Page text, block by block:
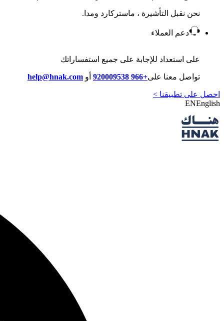
نحن نقبل التأشيرة ، ماستركارد ومدا.
دعم العملاء
على استعداد للإجابة على جميع استفساراتك
تواصل معنا على+966 920009538 أو help@hnak.com
احصل على تطبيقنا >
ENEnglish